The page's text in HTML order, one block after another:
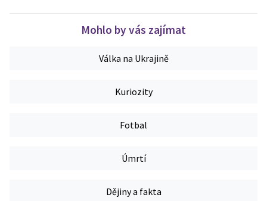
Mohlo by vás zajímat
Válka na Ukrajině
Kuriozity
Fotbal
Úmrtí
Dějiny a fakta